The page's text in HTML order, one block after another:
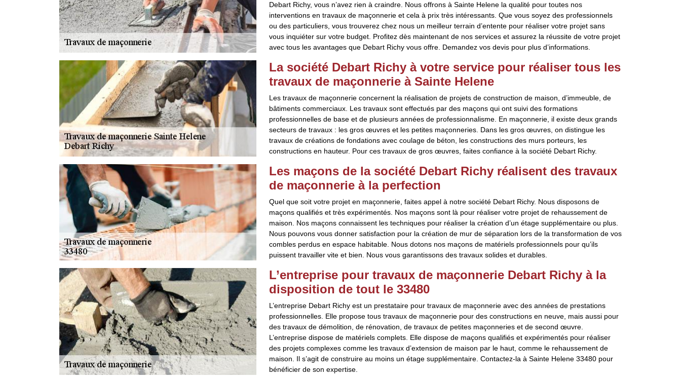
Debart Richy, vous n’avez rien à craindre. Nous offrons à Sainte Helene la qualité pour toutes nos
interventions en travaux de maçonnerie et cela à prix très intéressants. Que vous soyez des professionnels
ou des particuliers, vous trouverez chez nous un meilleur terrain d’entente pour réaliser votre projet sans
vous inquiéter sur votre budget. Profitez dès maintenant de nos services et assurez la réussite de votre projet
avec tous les avantages que Debart Richy vous offre. Demandez vos devis pour plus d’informations.
La société Debart Richy à votre service pour réaliser tous les
travaux de maçonnerie à Sainte Helene
Les travaux de maçonnerie concernent la réalisation de projets de construction de maison, d’immeuble, de
bâtiments commerciaux. Les travaux sont effectués par des maçons qui ont suivi des formations
professionnelles de base et de plusieurs années de professionnalisme. En maçonnerie, il existe deux grands
secteurs de travaux : les gros œuvres et les petites maçonneries. Dans les gros œuvres, on distingue les
travaux de créations de fondations avec coulage de béton, les constructions des murs porteurs, les
constructions en hauteur. Pour ces travaux de gros œuvres, faites confiance à la société Debart Richy.
Les maçons de la société Debart Richy réalisent des travaux
de maçonnerie à la perfection
Quel que soit votre projet en maçonnerie, faites appel à notre société Debart Richy. Nous disposons de
maçons qualifiés et très expérimentés. Nos maçons sont là pour réaliser votre projet de rehaussement de
maison. Nos maçons connaissent les techniques pour réaliser la création d’un étage supplémentaire ou plus.
Nous pouvons vous donner satisfaction pour la création de mur de séparation lors de la transformation de vos
combles perdus en espace habitable. Nous dotons nos maçons de matériels professionnels pour qu’ils
puissent travailler vite et bien. Nous vous garantissons des travaux solides et durables.
L’entreprise pour travaux de maçonnerie Debart Richy à la
disposition de tout le 33480
L’entreprise Debart Richy est un prestataire pour travaux de maçonnerie avec des années de prestations
professionnelles. Elle propose tous travaux de maçonnerie pour des constructions en neuve, mais aussi pour
des travaux de démolition, de rénovation, de travaux de petites maçonneries et de second œuvre.
L’entreprise dispose de matériels complets. Elle dispose de maçons qualifiés et expérimentés pour réaliser
des projets complexes comme les travaux d’extension de maison par le haut, comme le rehaussement de
maison. Il s’agit de construire au moins un étage supplémentaire. Contactez-la à Sainte Helene 33480 pour
bénéficier de son expertise.